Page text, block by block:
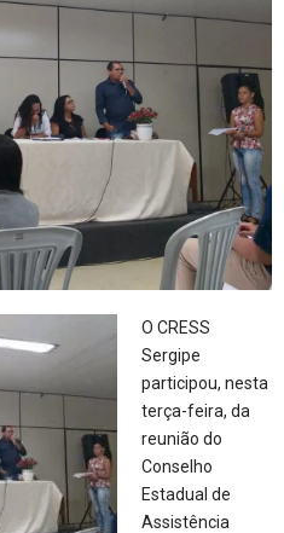
O CRESS
Sergipe
participou, nesta
terça-feira, da
reunião do
Conselho
Estadual de
Assistência